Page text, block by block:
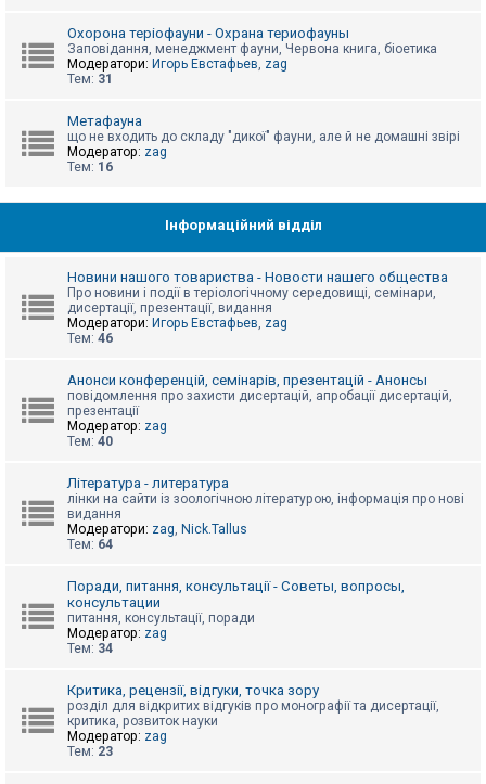
д
п
о
е
й
А
и
т
П
м
о
г
Охорона теріофауни - Охрана териофауны
Заповідання, менеджмент фауни, Червона книга, біоетика
Модератори: Игорь Евстафьев, zag
Тем: 31
Метафауна
що не входить до складу "дикої" фауни, але й не домашні звірі
Модератор: zag
Тем: 16
Інформаційний відділ
Новини нашого товариства - Новости нашего общества
Про новини і події в теріологічному середовищі, семінари,
дисертації, презентації, видання
Модератори: Игорь Евстафьев, zag
Тем: 46
Анонси конференцій, семінарів, презентацій - Анонсы
повідомлення про захисти дисертацій, апробації дисертацій,
презентації
Модератор: zag
Тем: 40
Література - литература
лінки на сайти із зоологічною літературою, інформація про нові
видання
Модератори: zag, Nick.Tallus
Тем: 64
Поради, питання, консультації - Советы, вопросы,
консультации
питання, консультації, поради
Модератор: zag
Тем: 34
Критика, рецензії, відгуки, точка зору
розділ для відкритих відгуків про монографії та дисертації,
критика, розвиток науки
Модератор: zag
Тем: 23